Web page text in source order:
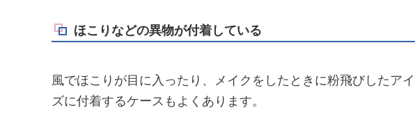
ほこりなどの異物が付着している
風でほこりが目に入ったり、メイクをしたときに粉飛びしたア
ズに付着するケースもよくあります。